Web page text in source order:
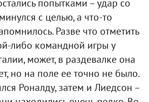
попытками – удар со
с целью, а что-то
Разве что отметить
либо командной игры у
может, в раздевалке она
но на поле ее точно не было.
Роналду, затем и Лиедсон –